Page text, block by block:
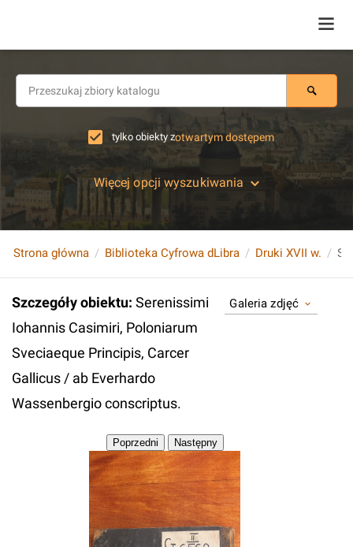
tylko obiekty zotwartym dostępem
Więcej opcji wyszukiwania
Strona główna Biblioteka Cyfrowa dLibra Druki XVII w.
Szczegóły obiektu: Serenissimi
Iohannis Casimiri, Poloniarum
Sveciaeque Principis, Carcer
Gallicus / ab Everhardo
Wassenbergio conscriptus.
Galeria zdjęć